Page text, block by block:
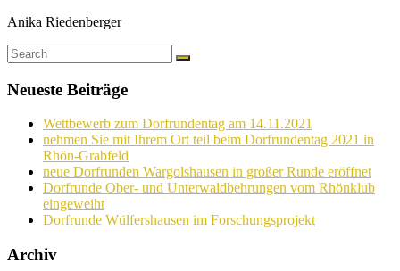
Anika Riedenberger
Neueste Beiträge
Wettbewerb zum Dorfrundentag am 14.11.2021
nehmen Sie mit Ihrem Ort teil beim Dorfrundentag 2021 in
Rhön-Grabfeld
neue Dorfrunden Wargolshausen in großer Runde eröffnet
Dorfrunde Ober- und Unterwaldbehrungen vom Rhönklub
eingeweiht
Dorfrunde Wülfershausen im Forschungsprojekt
Archiv